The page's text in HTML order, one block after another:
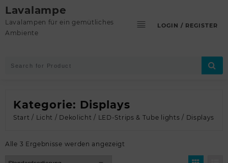
Skip
to
content
Lavalampe
Lavalampen für ein gemütliches
Ambiente
LOGIN / REGISTER
Kategorie: Displays
Start / Licht / Dekolicht / LED-Strips & Tube lights / Displays
Alle 3 Ergebnisse werden angezeigt